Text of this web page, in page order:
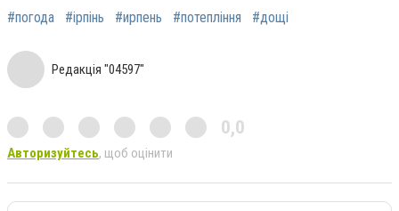
#погода #ірпінь #ирпень #потепління #дощі
Редакція "04597"
0,0
Авторизуйтесь, щоб оцінити